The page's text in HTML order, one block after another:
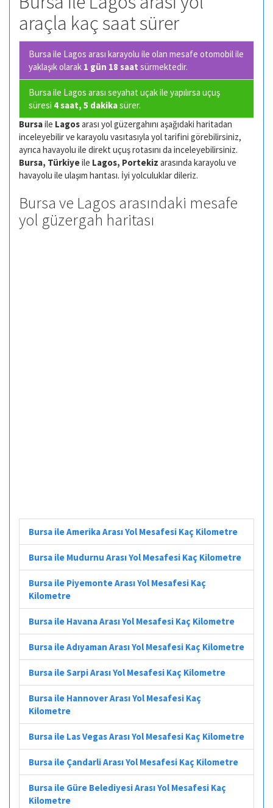
araçla kaç saat sürer
Bursa ile Lagos arası karayolu ile olan mesafe otomobil ile
yaklaşık olarak 1 gün 18 saat sürmektedir.
Bursa ile Lagos arası seyahat uçak ile yapılırsa uçuş
süresi 4 saat, 5 dakikasürer.
Bursaile Lagosarası yol güzergahını aşağıdaki haritadan
inceleyebilir ve karayolu vasıtasıyla yol tarifini görebilirsiniz,
ayrıca havayolu ile direkt uçuş rotasını da inceleyebilirsiniz.
Bursa, Türkiyeile Lagos, Portekiz arasında karayolu ve
havayolu ile ulaşım harıtası. İyi yolculuklar dileriz.
Bursa ve Lagos arasındaki mesafe
yol güzergah haritası
Bursa ile Amerika Arası Yol Mesafesi Kaç Kilometre
Bursa ile Mudurnu Arası Yol Mesafesi Kaç Kilometre
Bursa ile Piyemonte Arası Yol Mesafesi Kaç
Kilometre
Bursa ile Havana Arası Yol Mesafesi Kaç Kilometre
Bursa ile Adıyaman Arası Yol Mesafesi Kaç Kilometre
Bursa ile Sarpi Arası Yol Mesafesi Kaç Kilometre
Bursa ile Hannover Arası Yol Mesafesi Kaç
Kilometre
Bursa ile Las Vegas Arası Yol Mesafesi Kaç Kilometre
Bursa ile Çandarli Arası Yol Mesafesi Kaç Kilometre
Bursa ile Güre Belediyesi Arası Yol Mesafesi Kaç
Kilometre